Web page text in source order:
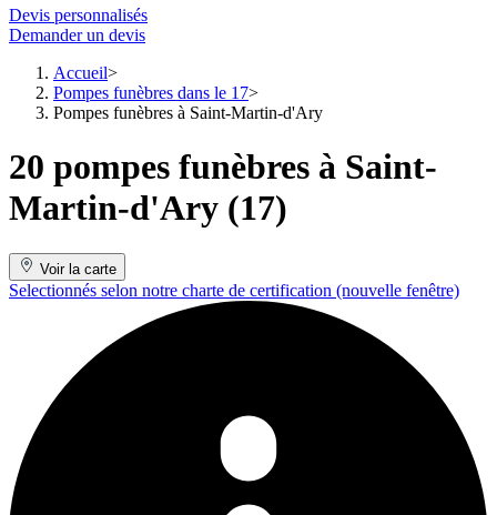
Devis personnalisés
Demander un devis
Accueil
Pompes funèbres dans le 17
Pompes funèbres à Saint-Martin-d'Ary
20 pompes funèbres à Saint-
Martin-d'Ary (17)
Voir la carte
Selectionnés selon notre charte de certification (nouvelle fenêtre)